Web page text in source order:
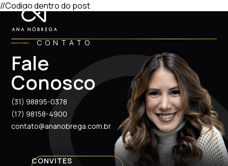
//Codigo dentro do post
CONTATO
Fale
Conosco
(31) 98895-0378
(17) 98158-4900
contato@ananobrega.com.br
CONVITES